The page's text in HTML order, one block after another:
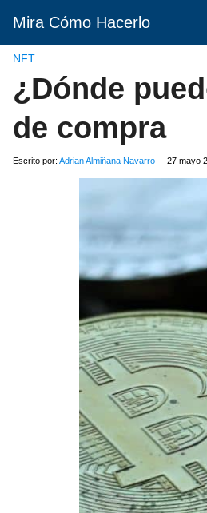
Mira Cómo Hacerlo
NFT
¿Dónde
de compra
Escrito por: Adrian Almiñana Navarro 27 mayo